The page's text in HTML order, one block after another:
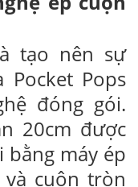
tạo nên sự
Pops
đóng gói.
20cm được
bằng máy ép
cuộn tròn